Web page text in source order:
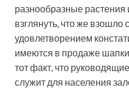
разнообразные
взглянуть, что же взошло
удовлетворением
имеются в продаже
тот факт, что
служит для населения